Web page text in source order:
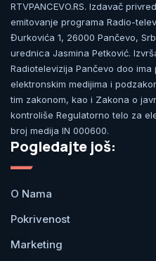
RTVPANCEVO.RS. Izdavač
emitovanje programa Radio-
Đurkovića 1, 26000 Pančevo,
urednica Jasmina Petković.
Radiotelevizija Pančevo doo
elektronskim medijima i
tim zakonom, kao i Zakona o
kontroliše Regulatorno telo za
broj medija IN 000600.
Pogledajte još:
O Nama
Pokrivenost
Marketing